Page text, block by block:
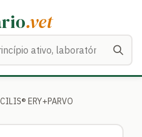
.vet
ERY+PARVO